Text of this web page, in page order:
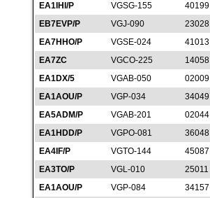
EA1IHI/P
VGSG-155 40199
EB7EVP/P
VGJ-090 23028
EA7HHO/P
VGSE-024 41013
EA7ZC
VGCO-225 14058
EA1DX/5
VGAB-050 02009
EA1AOU/P
VGP-034 34049
EA5ADM/P
VGAB-201 02044
EA1HDD/P
VGPO-081 36048
EA4IF/P
VGTO-144 45087
EA3TO/P
VGL-010 25011
EA1AOU/P
VGP-084 34157